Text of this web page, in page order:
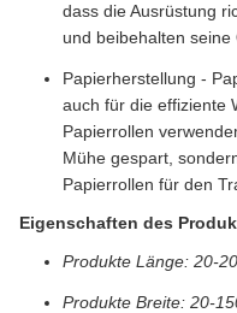
dass die Ausrüstung
und beibehalten seine
Papierherstellung -
auch für die effiziente
Papierrollen
Mühe gespart,
Papierrollen für den
Eigenschaften des
Produkte Länge: 20-
Produkte Breite: 20-